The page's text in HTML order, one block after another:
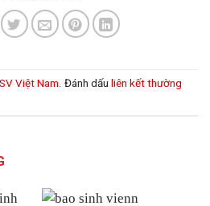
SV Việt Nam. Đánh dấu liên kết thường